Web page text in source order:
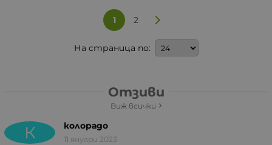
1 2
На страница по:
Отзиви
Виж всички
К колорадо
11 януари 2023